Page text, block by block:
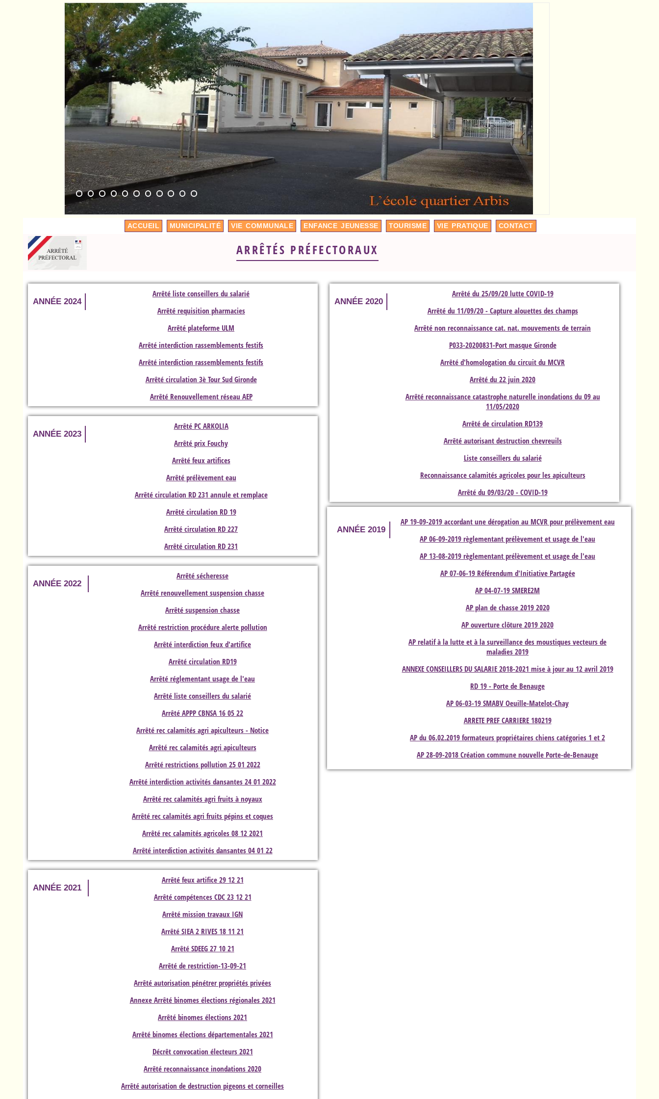
1 2 3 4 5 6 7 8 9 10 11
ACCUEIL MUNICIPALITÉ VIE COMMUNALE ENFANCE JEUNESSE TOURISME VIE PRATIQUE CONTACT
ARRÊTÉS PRÉFECTORAUX
ANNÉE 2024
Arrêté liste conseillers du salarié
Arrêté requisition pharmacies
Arrêté plateforme ULM
Arrêté interdiction rassemblements festifs
Arrêté interdiction rassemblements festifs
Arrêté circulation 3è Tour Sud Gironde
Arrêté Renouvellement réseau AEP
ANNÉE 2023
Arrêté PC ARKOLIA
Arrêté prix Fouchy
Arrêté feux artifices
Arrêté prélèvement eau
Arrêté circulation RD 231 annule et remplace
Arrêté circulation RD 19
Arrêté circulation RD 227
Arrêté circulation RD 231
ANNÉE 2022
Arrêté sécheresse
Arrêté renouvellement suspension chasse
Arrêté suspension chasse
Arrêté restriction procédure alerte pollution
Arrêté interdiction feux d'artifice
Arrêté circulation RD19
Arrêté réglementant usage de l'eau
Arrêté liste conseillers du salarié
Arrêté APPP CBNSA 16 05 22
Arrêté rec calamités agri apiculteurs - Notice
Arrêté rec calamités agri apiculteurs
Arrêté restrictions pollution 25 01 2022
Arrêté interdiction activités dansantes 24 01 2022
Arrêté rec calamités agri fruits à noyaux
Arrêté rec calamités agri fruits pépins et coques
Arrêté rec calamités agricoles 08 12 2021
Arrêté interdiction activités dansantes 04 01 22
ANNÉE 2021
Arrêté feux artifice 29 12 21
Arrêté compétences CDC 23 12 21
Arrêté mission travaux IGN
Arrêté SIEA 2 RIVES 18 11 21
Arrêté SDEEG 27 10 21
Arrêté de restriction-13-09-21
Arrêté autorisation pénétrer propriétés privées
Annexe Arrêté binomes élections régionales 2021
Arrêté binomes élections 2021
Arrêté binomes élections départementales 2021
Décrêt convocation électeurs 2021
Arrêté reconnaissance inondations 2020
Arrêté autorisation de destruction pigeons et corneilles
ANNÉE 2020
Arrêté du 25/09/20 lutte COVID-19
Arrêté du 11/09/20 - Capture alouettes des champs
Arrêté non reconnaissance cat. nat. mouvements de terrain
P033-20200831-Port masque Gironde
Arrêté d'homologation du circuit du MCVR
Arrêté du 22 juin 2020
Arrêté reconnaissance catastrophe naturelle inondations du 09 au
11/05/2020
Arrêté de circulation RD139
Arrêté autorisant destruction chevreuils
Liste conseillers du salarié
Reconnaissance calamités agricoles pour les apiculteurs
Arrêté du 09/03/20 - COVID-19
ANNÉE 2019
AP 19-09-2019 accordant une dérogation au MCVR pour prélèvement eau
AP 06-09-2019 règlementant prélèvement et usage de l'eau
AP 13-08-2019 règlementant prélèvement et usage de l'eau
AP 07-06-19 Référendum d'Initiative Partagée
AP 04-07-19 SMERE2M
AP plan de chasse 2019 2020
AP ouverture clôture 2019 2020
AP relatif à la lutte et à la surveillance des moustiques vecteurs de
maladies 2019
ANNEXE CONSEILLERS DU SALARIE 2018-2021 mise à jour au 12 avril 2019
RD 19 - Porte de Benauge
AP 06-03-19 SMABV Oeuille-Matelot-Chay
ARRETE PREF CARRIERE 180219
AP du 06.02.2019 formateurs propriétaires chiens catégories 1 et 2
AP 28-09-2018 Création commune nouvelle Porte-de-Benauge